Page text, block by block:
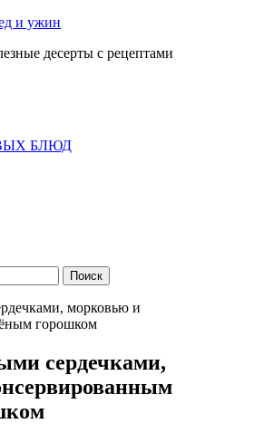
и ужин
десерты с рецептами
БЛЮД
сердечками,